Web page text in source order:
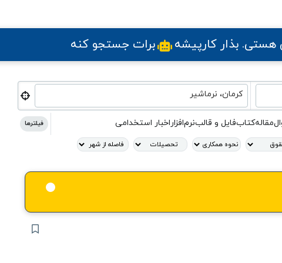
هستی. بذار کارپیشه برات جستجو کنه
کرمان، نرماشیر
مقالهکتابفایل و قالبنرم‌افزاراخبار استخدامی فیلترها